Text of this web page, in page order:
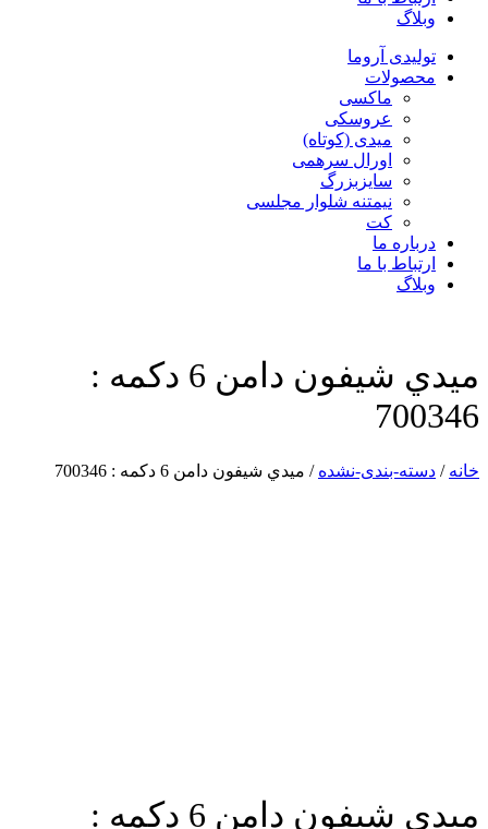
وبلاگ
تولیدی آروما
محصولات
ماکسی
عروسکی
میدی (کوتاه)
اورال سرهمی
سایزبزرگ
نیمتنه شلوار مجلسی
کت
درباره ما
ارتباط با ما
وبلاگ
ميدي شيفون دامن 6 دكمه :
700346
خانه / دسته-بندی-نشده / ميدي شيفون دامن 6 دكمه : 700346
ميدي شيفون دامن 6 دكمه :